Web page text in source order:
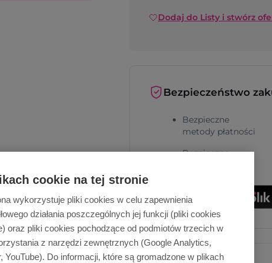
cookie na tej stronie
wykorzystuje pliki cookies w celu zapewnienia
działania poszczególnych jej funkcji (pliki cookies
oraz pliki cookies pochodzące od podmiotów trzecich w
z narzędzi zewnętrznych (Google Analytics,
YouTube). Do informacji, które są gromadzone w plikach
Dodaj do Listy i stwórz
Bezpieczeństwo
Bezpieczne
metody płatności
Bezpieczna